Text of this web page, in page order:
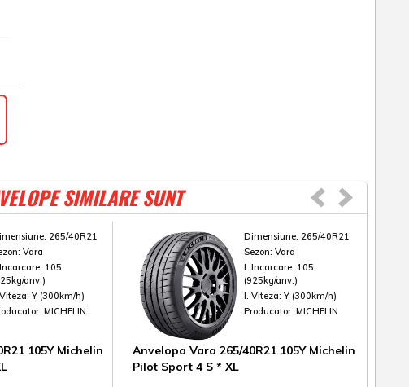
SIMILARE SUNT
265/40R21
Vara
105
anv.)
Y (300km/h)
MICHELIN
105Y Michelin
Dimensiune: 265/40R21
Sezon:Vara
I. Incarcare: 105
(925kg/anv.)
I. Viteza:Y (300km/h)
Producator:MICHELIN
Anvelopa Vara 265/40R21 105Y Michelin
Pilot Sport 4 S * XL